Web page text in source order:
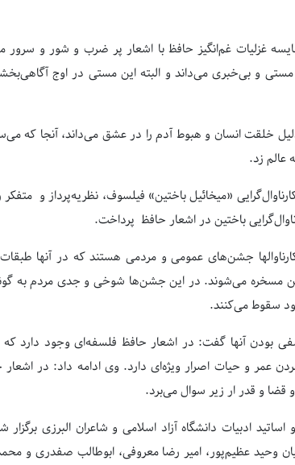
غزلیات غم‌انگیز حافظ با اشعار پر ضرب و شور و سرور
و بی‌خبری می‌داند و البته این مستی در اوج
خلقت انسان و هبوط آدم را در عشق می‌داند،‌ آنجا که
زد.
«میخائیل باختین» فیلسوف، نظریه‌پرداز و
باختین در اشعار حافظ پرداخت.
جشن‌های عمومی و مردمی هستند که در آنها
مسخره می‌شوند. در این جشن‌ها شوخی و جدی مردم به
سقوط می‌کنند.
بودن آنها گفت: در اشعار حافظ فلسفه‌ای وجود دارد
و حیات اصرار ویژه‌ای دارد. وی ادامه داد: در
قضا و قدر ار زیر سوال می‌برد.
ادبیات دانشگاه آزاد اسلامی و شاعران البرزی
وحید عظیم‌پور، امیر رضا معروفی، ابوطالب صفدری و